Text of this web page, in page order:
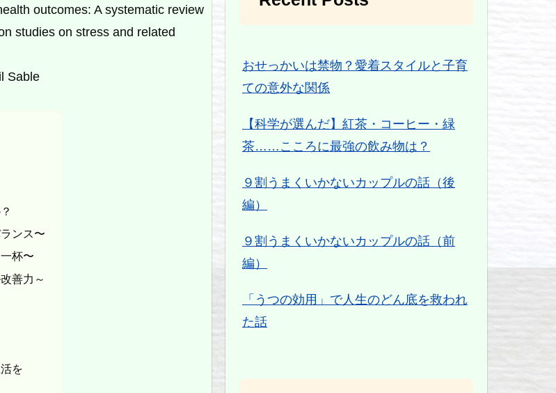
outcomes: A systematic review
studies on stress and related
Sable
ンス〜
杯〜
善力～
を
おせっかいは禁物？愛着スタイルと子育
ての意外な関係
【科学が選んだ】紅茶・コーヒー・緑
茶……こころに最強の飲み物は？
９割うまくいかないカップルの話（後
編）
９割うまくいかないカップルの話（前
編）
「うつの効用」で人生のどん底を救われ
た話